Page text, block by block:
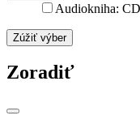
Audiokniha:
Zúžiť výber
Zoradiť